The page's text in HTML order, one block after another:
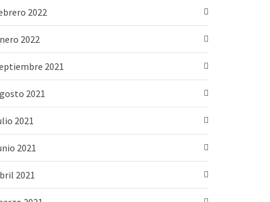
2022
2022
2021
2021
2021
2021
2021